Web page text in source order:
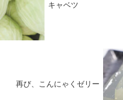
キャベツ
再び、こんにゃくゼリー